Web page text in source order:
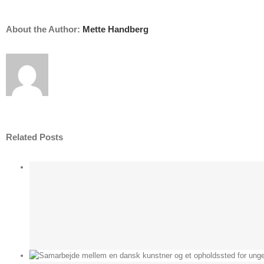
About the Author: Mette Handberg
Related Posts